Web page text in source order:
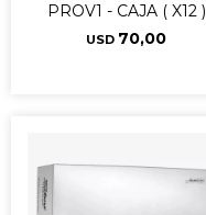
PROV1 - CAJA ( X12 )
USD 70,00